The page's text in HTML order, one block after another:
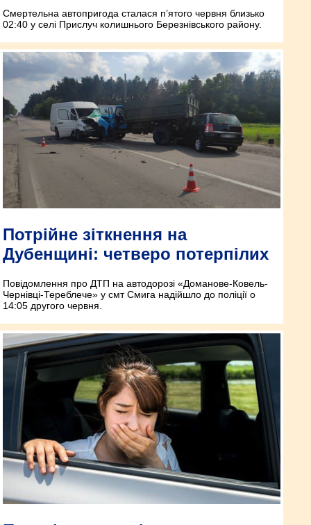
Смертельна автопригода сталася п’ятого червня близько
02:40 у селі Прислуч колишнього Березнівського району.
Потрійне зіткнення на
Дубенщині: четверо потерпілих
Повідомлення про ДТП на автодорозі «Доманове-Ковель-
Чернівці-Тереблече» у смт Смига надійшло до поліції о
14:05 другого червня.